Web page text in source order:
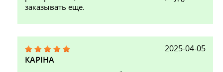
заказывать еще.
2025-04-05
КАРІНА